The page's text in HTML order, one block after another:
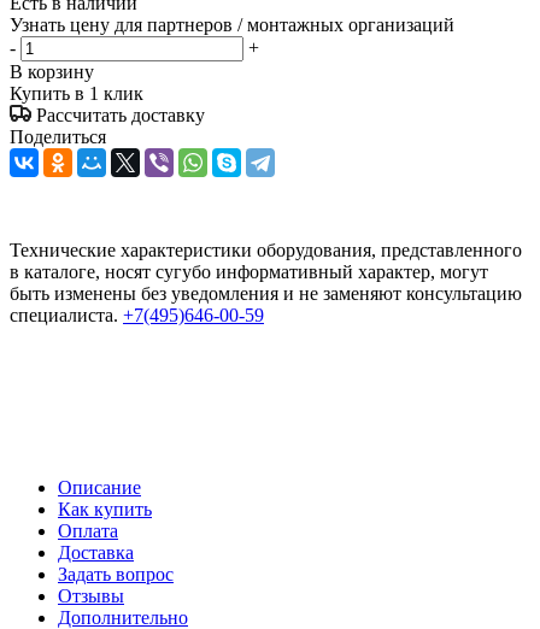
Узнать цену для партнеров / монтажных организаций
-
+
В корзину
Купить в 1 клик
Рассчитать доставку
Поделиться
Технические характеристики оборудования, представленного
в каталоге, носят сугубо информативный характер, могут
быть изменены без уведомления и не заменяют консультацию
специалиста. +7(495)646-00-59
Описание
Как купить
Оплата
Доставка
Задать вопрос
Отзывы
Дополнительно